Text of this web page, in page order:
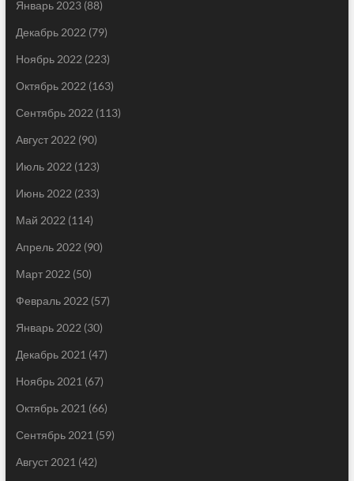
Январь 2023(88)
Декабрь 2022 (79)
Ноябрь 2022 (223)
Октябрь 2022 (163)
Сентябрь 2022 (113)
Август 2022 (90)
Июль 2022 (123)
Июнь 2022 (233)
Май 2022 (114)
Апрель 2022 (90)
Март 2022 (50)
Февраль 2022 (57)
Январь 2022 (30)
Декабрь 2021 (47)
Ноябрь 2021 (67)
Октябрь 2021 (66)
Сентябрь 2021 (59)
Август 2021 (42)